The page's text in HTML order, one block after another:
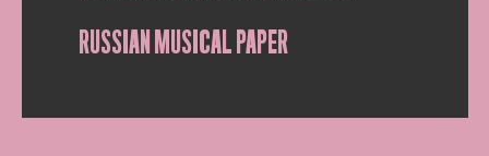
RUSSIAN MUSICAL PAPER